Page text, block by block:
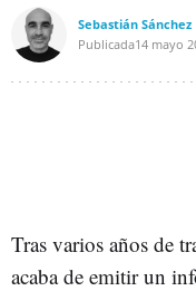
Sebastián Sánchez
Publicada14 mayo
Tras varios años de
acaba de emitir un